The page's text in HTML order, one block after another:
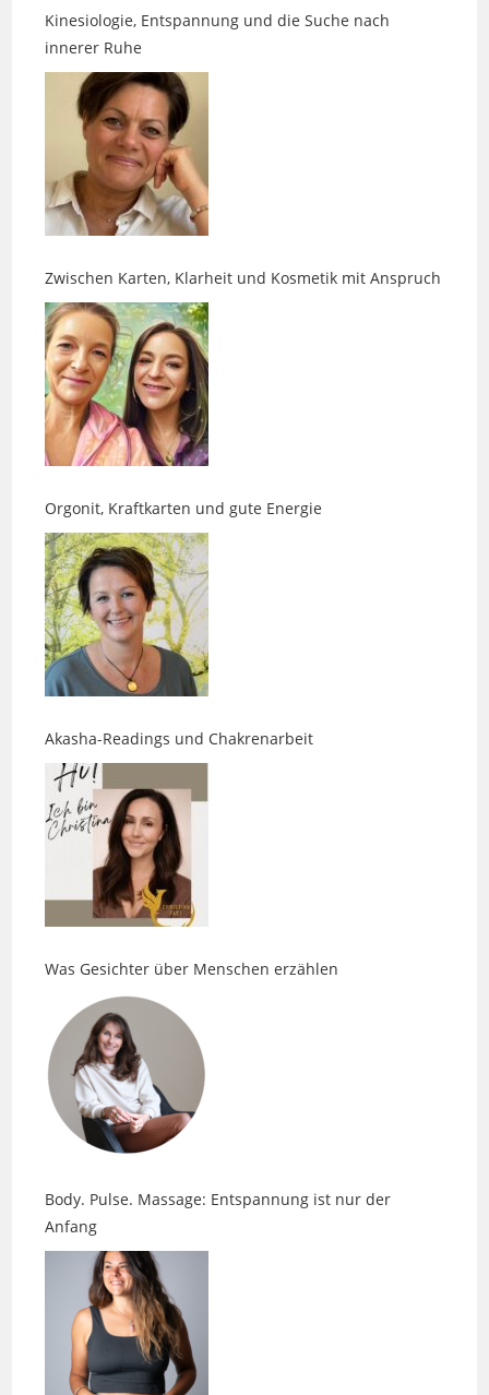
Zwischen Karten, Klarheit und Kosmetik mit Anspruch
Orgonit, Kraftkarten und gute Energie
Akasha-Readings und Chakrenarbeit
Was Gesichter über Menschen erzählen
Body. Pulse. Massage: Entspannung ist nur der